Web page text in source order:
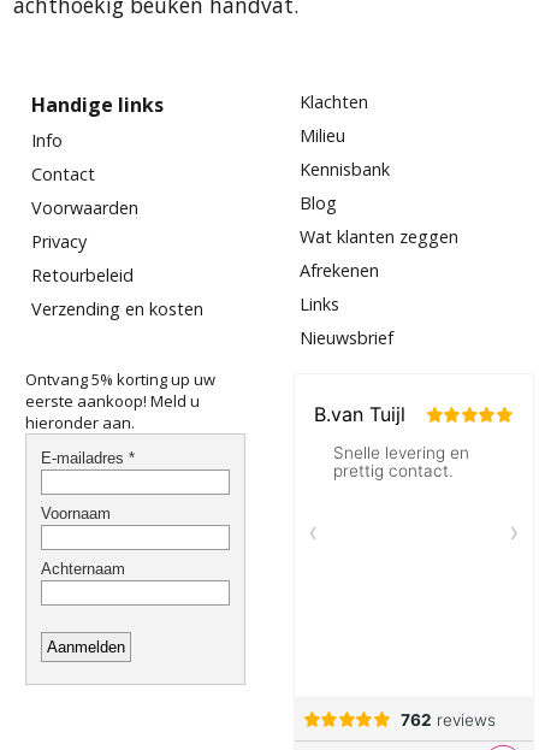
Handige links
Info
Contact
Voorwaarden
Privacy
Retourbeleid
Verzending en kosten
Klachten
Milieu
Kennisbank
Blog
Wat klanten zeggen
Afrekenen
Links
Nieuwsbrief
Ontvang 5% korting up uw
eerste aankoop! Meld u
hieronder aan.